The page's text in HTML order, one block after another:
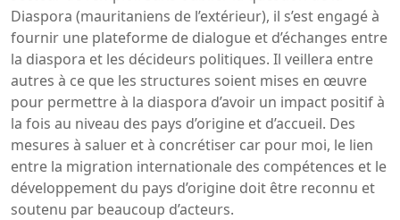
Diaspora (mauritaniens de l’extérieur), il s’est engagé à
fournir une plateforme de dialogue et d’échanges entre
la diaspora et les décideurs politiques. Il veillera entre
autres à ce que les structures soient mises en œuvre
pour permettre à la diaspora d’avoir un impact positif à
la fois au niveau des pays d’origine et d’accueil. Des
mesures à saluer et à concrétiser car pour moi, le lien
entre la migration internationale des compétences et le
développement du pays d’origine doit être reconnu et
soutenu par beaucoup d’acteurs.